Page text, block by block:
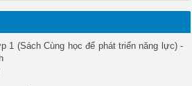
1 (Sách Cùng học để phát triển năng lực) -